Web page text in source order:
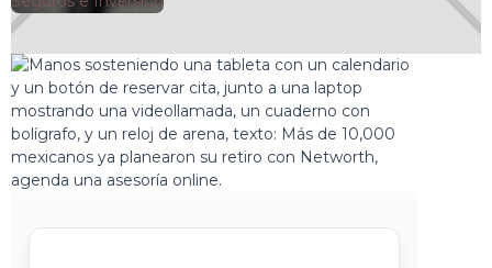
Jorge Gutiérrez